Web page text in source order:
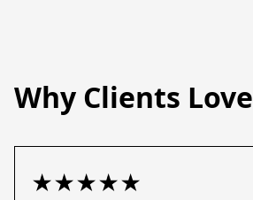
Why Clients